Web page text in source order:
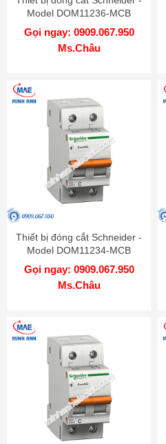
Model DOM11236-MCB
Gọi ngay: 0909.067.950
Ms.Châu
Thiết bị đóng cắt Schneider -
Model DOM11234-MCB
Gọi ngay: 0909.067.950
Ms.Châu